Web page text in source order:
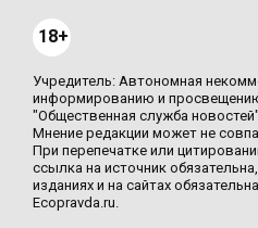
18+
Учредитель: Автономная
информированию и
"Общественная служба
Мнение редакции может не
При перепечатке или
ссылка на источник
изданиях и на сайтах
Ecopravda.ru.